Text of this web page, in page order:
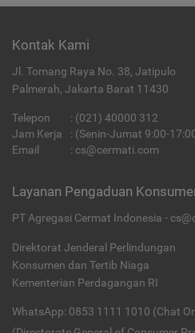
Kontak Kami
Jl. Tomang Raya No. 38, Jatipulo
Palmerah, Jakarta Barat 11430
Telepon : (021) 40000 312
Jam Kerja
: (Senin-Jumat 9:00-
Email
: cs@cermati.com
Layanan Pengaduan
PT Agregasi Cermat Indonesia -
Direktorat Jenderal Perlindungan
Konsumen dan Tertib Niaga
Kementerian Perdagangan RI
WhatsApp: 0853 1111 1010 (Chat